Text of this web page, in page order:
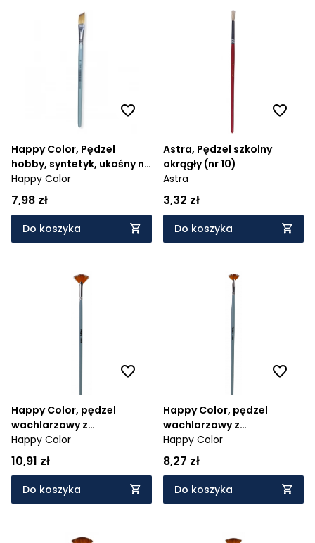
Happy Color, Pędzel
hobby, syntetyk, ukośny nr
16 (HA 7264 1022-16)
Happy Color
7,98 zł
Do koszyka
Astra, Pędzel szkolny
okrągły (nr 10)
Astra
3,32 zł
Do koszyka
Happy Color, pędzel
wachlarzowy z
syntetycznym włosiem nr 4
(HA 7262 1022-4)
Happy Color
10,91 zł
Do koszyka
Happy Color, pędzel
wachlarzowy z
syntetycznym włosiem nr 0
(HA 7262 1022-0)
Happy Color
8,27 zł
Do koszyka